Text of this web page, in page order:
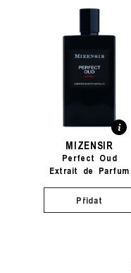
MIZENSIR
Perfect Oud
Extrait de Parfum
Přidat